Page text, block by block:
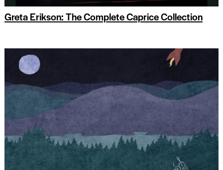
Greta Erikson: The Complete Caprice Collection